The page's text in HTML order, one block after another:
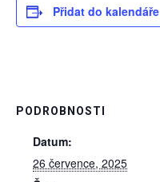
Přidat do kalendáře
PODROBNOSTI
Datum:
26 července, 2025